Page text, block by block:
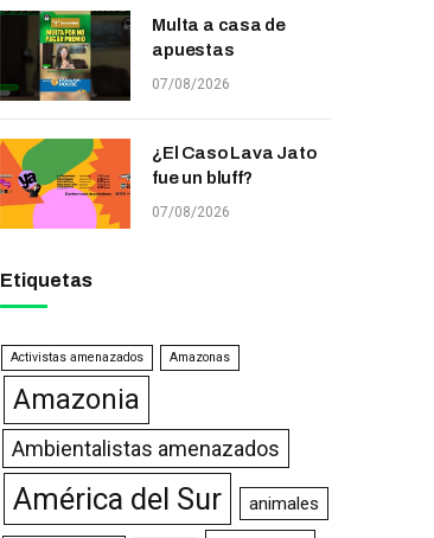
Multa a casa de
apuestas
07/08/2026
¿El Caso Lava Jato
fue un bluff?
07/08/2026
Etiquetas
Activistas amenazados Amazonas
Amazonia
Ambientalistas amenazados
América del Sur animales